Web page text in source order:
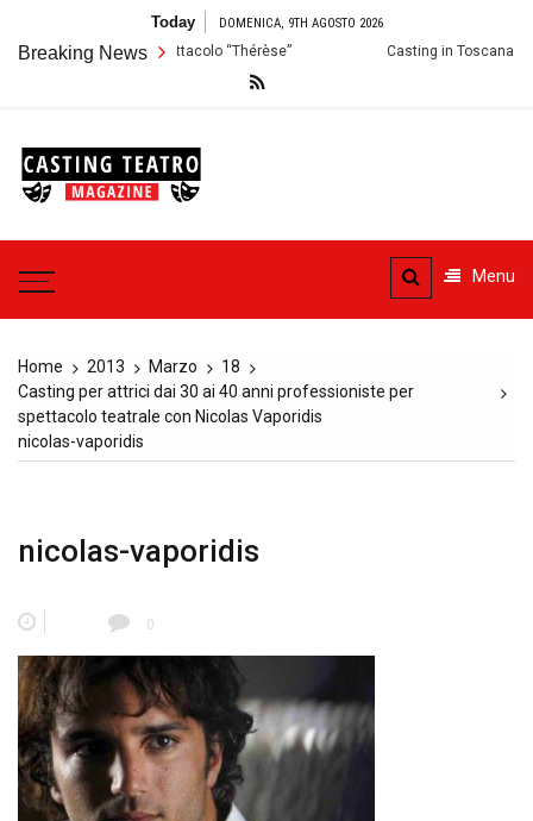
content
Today DOMENICA, 9TH AGOSTO 2026
Breaking News
per lo Spettacolo “Thérèse” Casting in Toscana: Si
teatrali
Menu
Home 2013 Marzo
18
Casting per attrici dai 30 ai 40 anni professioniste per
spettacolo teatrale con Nicolas Vaporidis
nicolas-vaporidis
nicolas-vaporidis
0